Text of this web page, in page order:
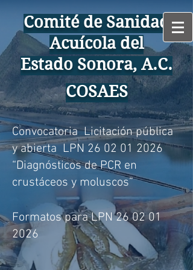
Comité de Sanidad
Acuícola del
Estado Sonora, A.C.
COSAES
Convocatoria Licitación pública
y abierta LPN 26 02 01 2026
“Diagnósticos de PCR en
crustáceos y moluscos”
Formatos para LPN 26 02 01
2026